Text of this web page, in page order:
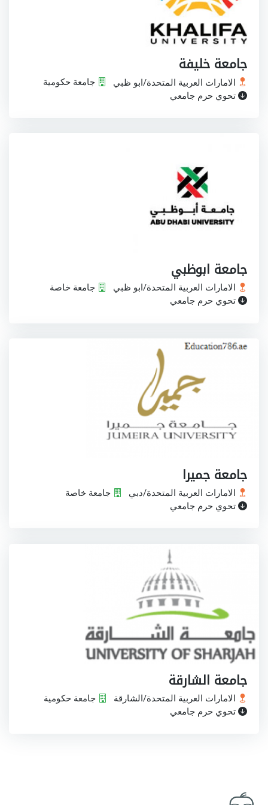
جامعة خليفة
الامارات العربية المتحدة/ابو ظبي
جامعة حكومية
تحوي حرم جامعي
جامعة ابوظبي
الامارات العربية المتحدة/ابو ظبي
جامعة خاصة
تحوي حرم جامعي
جامعة جميرا
الامارات العربية المتحدة/دبي
جامعة خاصة
تحوي حرم جامعي
جامعة الشارقة
الامارات العربية المتحدة/الشارقة
جامعة حكومية
تحوي حرم جامعي